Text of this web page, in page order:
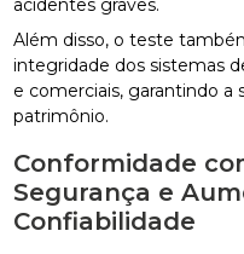
acidentes graves.
Além disso, o teste
integridade dos sistemas
e comerciais, garantindo a
patrimônio.
Conformidade
Segurança e
Confiabilidade